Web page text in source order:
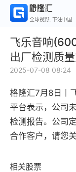
全球视野, 下注中国
飞乐音响
出厂检测质
2025-07-08 08:24
格隆汇7月8日丨
平台表示， 公司
检测报告。公司
合作客户，请您
相关股票